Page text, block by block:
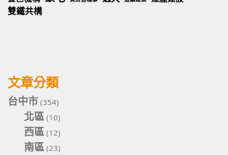
雙鐵共構
文章分類
台中市 (354)
北區 (10)
西區 (12)
南區 (23)